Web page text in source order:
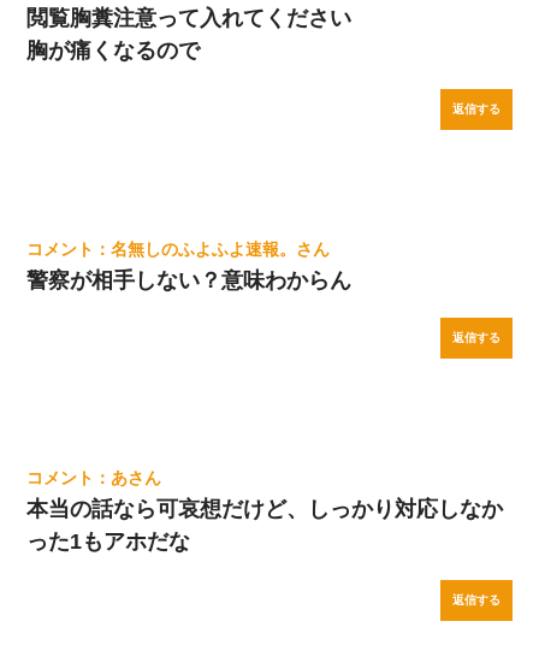
閲覧胸糞注意って入れてください
胸が痛くなるので
返信する
名無しのふよふよ速報。
警察が相手しない？意味わからん
返信する
あ
本当の話なら可哀想だけど、しっかり対応しなか
った1もアホだな
返信する